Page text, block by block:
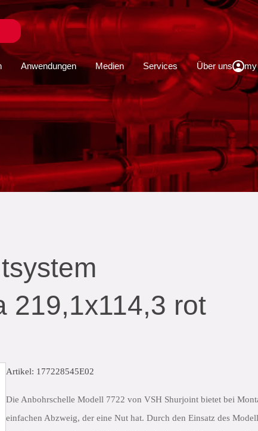
schließen
Anwendungen Medien Services Über uns
219,1x114,3 rot
Artikel: 177228545E02
Die Anbohrschelle Modell 7722 von VSH Shurjoint bietet bei
einfachen Abzweig, der eine Nut hat. Durch den Einsatz des